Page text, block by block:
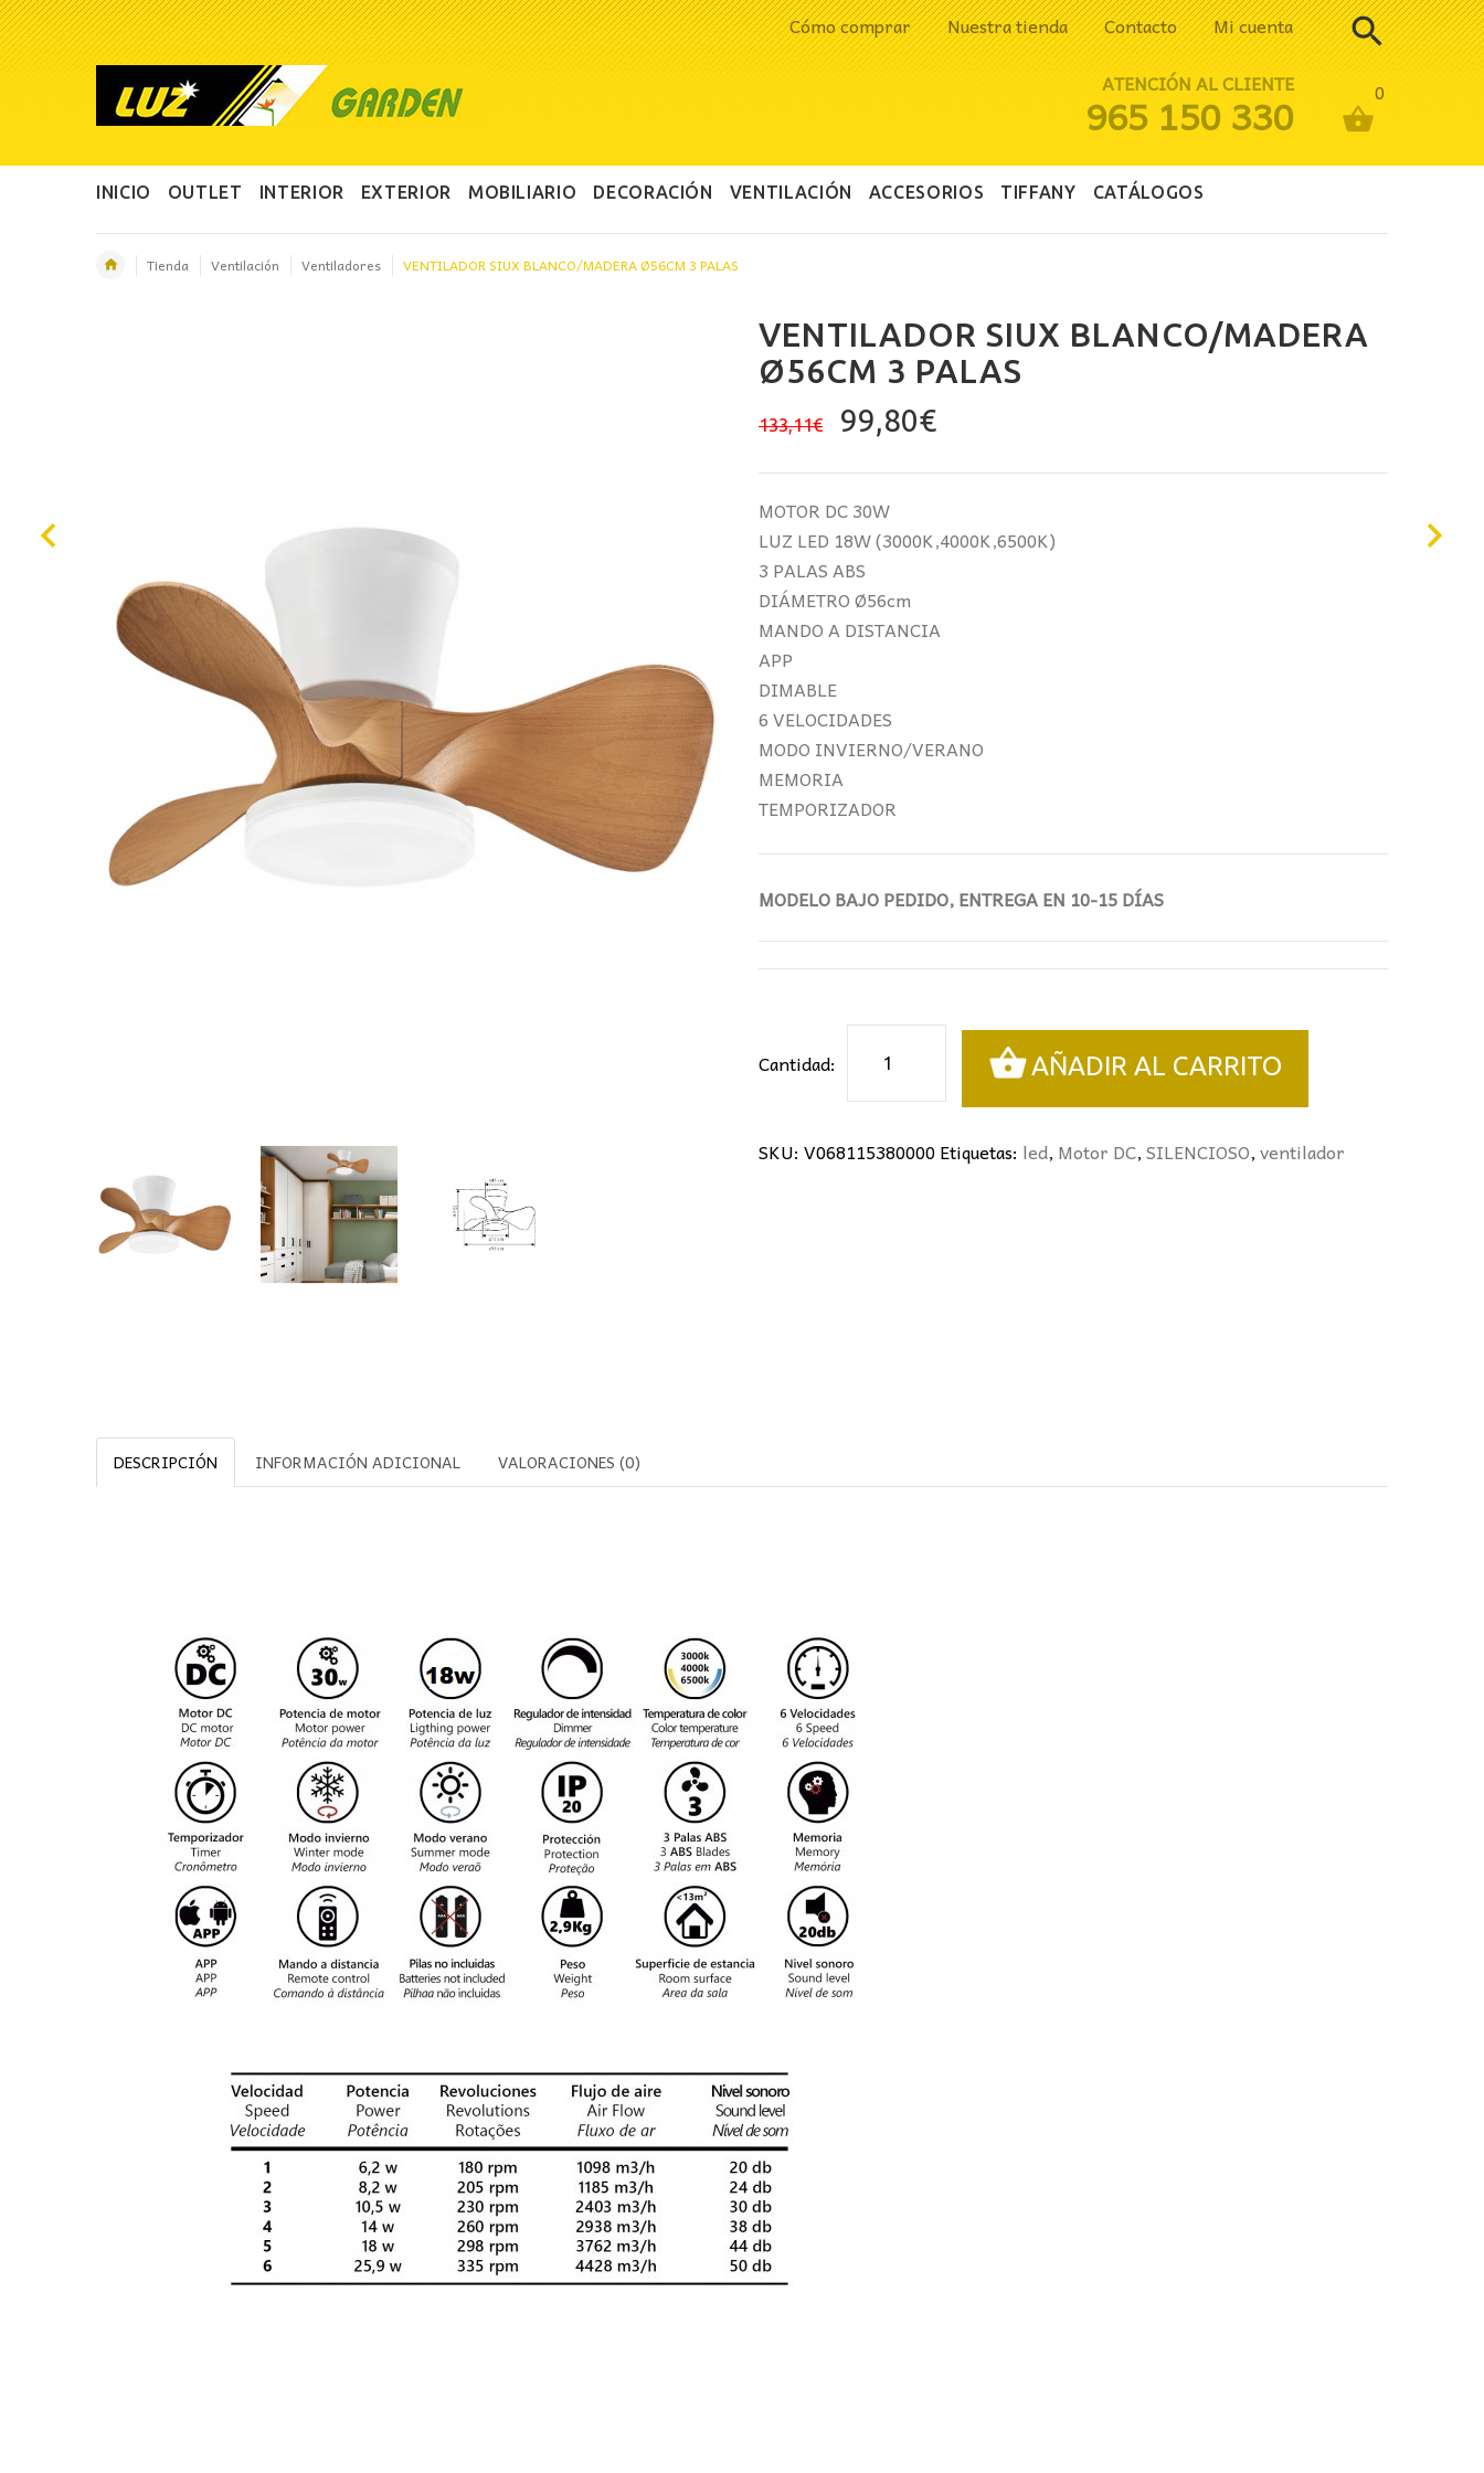
Cómo comprar Nuestra tienda Contacto Mi cuenta
0
ATENCIÓN AL CLIENTE
965 150 330
INICIO OUTLET INTERIOR EXTERIOR MOBILIARIO DECORACIÓN VENTILACIÓN ACCESORIOS TIFFANY CATÁLOGOS
Tienda Ventilación Ventiladores VENTILADOR SIUX BLANCO/MADERA Ø56CM 3 PALAS
VENTILADOR SIUX BLANCO/MADERA
Ø56CM 3 PALAS
133,11€
El
original
era:
133,11€.
99,80€El
actual
99,80€.
MOTOR DC 30W
LUZ LED 18W (3000K,4000K,6500K)
3 PALAS ABS
DIÁMETRO Ø56cm
MANDO A DISTANCIA
APP
DIMABLE
6 VELOCIDADES
MODO INVIERNO/VERANO
MEMORIA
TEMPORIZADOR
MODELO BAJO PEDIDO, ENTREGA EN 10-15 DÍAS
Cantidad:
SIUX
BLANCO/MADERA
3
AÑADIR AL CARRITO
SKU: V068115380000Etiquetas: led, Motor DC,SILENCIOSO,ventilador
DESCRIPCIÓN INFORMACIÓN ADICIONAL VALORACIONES (0)